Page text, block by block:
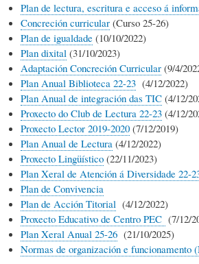
Plan de lectura, escritura e acceso á
Concreción curricular (Curso 25-26)
Plan de igualdade (10/10/2022)
Plan dixital (31/10/2023)
Adaptación Concreción Curricular (9/4/
Plan Anual Biblioteca 22-23 (4/12/2022)
Plan Anual de integración das TIC (4/12/
Proxecto do Club de Lectura 22-23 (4/12/
Proxecto Lector 2019-2020 (7/12/2019)
Plan Anual de Lectura (4/12/2022)
Proxecto Lingüístico (22/11/2023)
Plan Xeral de Atención á Diversidade 22-
Plan de Convivencia
Plan de Acción Titorial (4/12/2022)
Proxecto Educativo de Centro PEC (7/12/
Plan Xeral Anual 25-26 (21/10/2025)
Normas de organización e funcionamento